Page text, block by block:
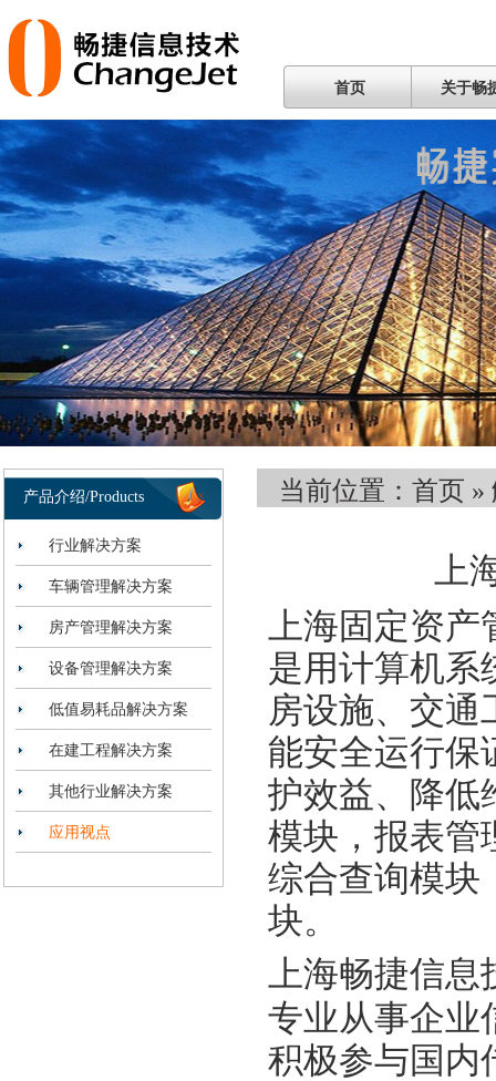
首页 关于畅
产品介绍/Products
行业解决方案
车辆管理解决方案
房产管理解决方案
设备管理解决方案
低值易耗品解决方案
在建工程解决方案
其他行业解决方案
应用视点
当前位置： 首页 »
上
上海固定资产
是用计算机系
房设施、交通
能安全运行保
护效益、降低
模块，报表管
综合查询模块
块。
上海畅捷信息
专业从事企业
积极参与国内